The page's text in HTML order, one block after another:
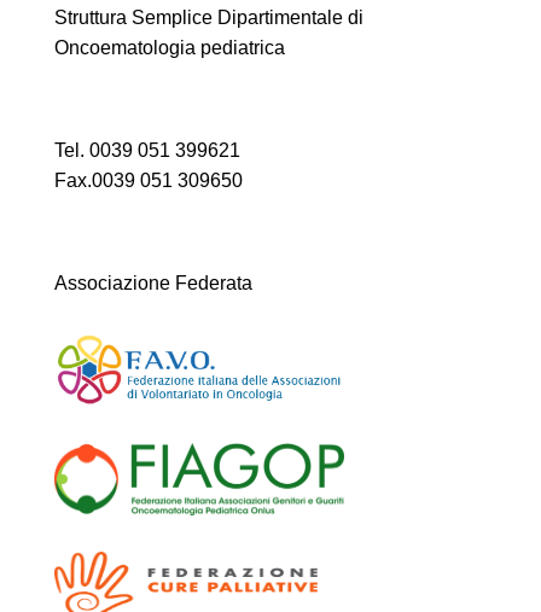
Struttura Semplice Dipartimentale di
Oncoematologia pediatrica
Tel. 0039 051 399621
Fax.0039 051 309650
Associazione Federata